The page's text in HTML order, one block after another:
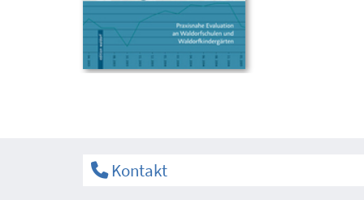
Kontakt